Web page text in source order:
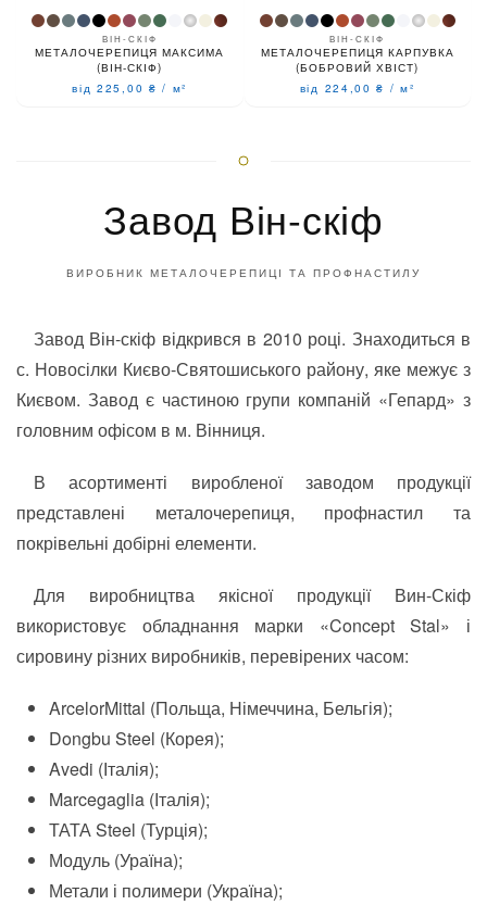
ВІН-СКІФ
МЕТАЛОЧЕРЕПИЦЯ МАКСИМА
(ВІН-СКІФ)
від 225,00 ₴ / м²
ВІН-СКІФ
МЕТАЛОЧЕРЕПИЦЯ КАРПУВКА
(БОБРОВИЙ ХВІСТ)
від 224,00₴ / м²
Завод Він-скіф
ВИРОБНИК МЕТАЛОЧЕРЕПИЦІ ТА ПРОФНАСТИЛУ
Завод Він-скіф відкрився в 2010 році. Знаходиться в
с. Новосілки Києво-Святошиського району, яке межує з
Києвом. Завод є частиною групи компаній «Гепард» з
головним офісом в м. Вінниця.
В асортименті виробленої заводом продукції
представлені металочерепиця, профнастил та
покрівельні добірні елементи.
Для виробництва якісної продукції Вин-Скіф
використовує обладнання марки «Concept Stal» і
сировину різних виробників, перевірених часом:
ArcelorMittal (Польща, Німеччина, Бельгія);
Dongbu Steel (Корея);
Avedi (Італія);
Marcegaglia (Італія);
ТАТА Steel (Турція);
Модуль (Ураїна);
Метали і полимери (Україна);